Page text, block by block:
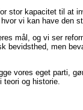
stor kapacitet til at
vi kan have den
mål, og vi ser
bevidsthed, men
vores eget parti,
og historie.